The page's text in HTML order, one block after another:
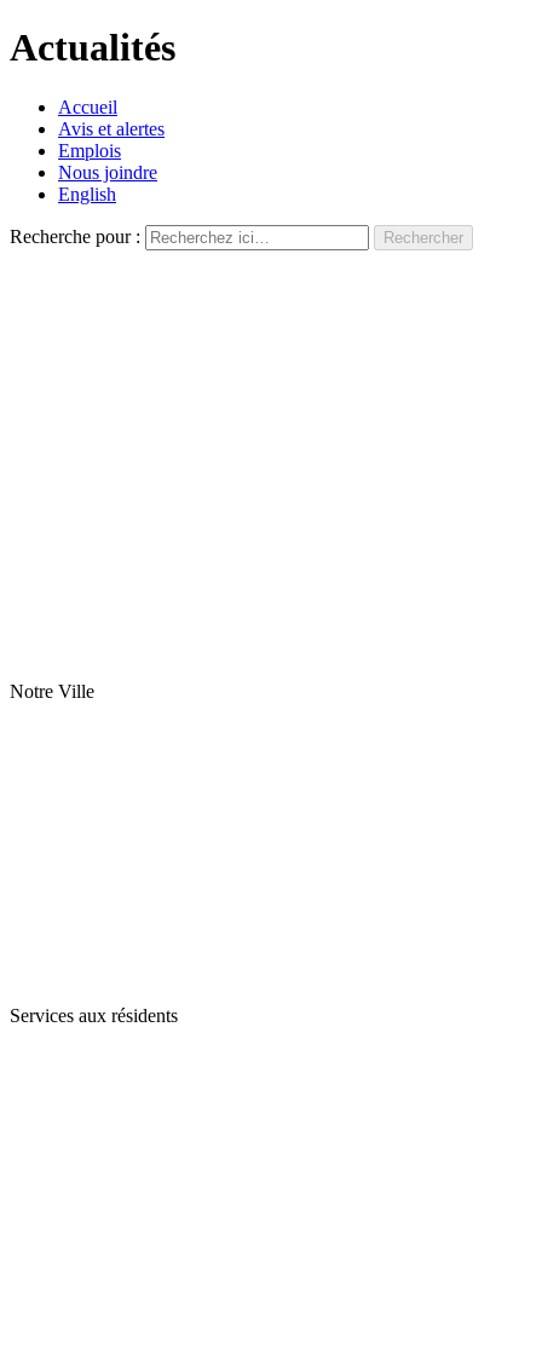
Actualités
Accueil
Avis et alertes
Emplois
Nous joindre
English
Recherche pour :
Notre Ville
Services aux résidents